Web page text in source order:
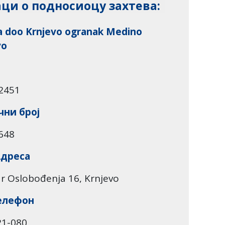
о подносиоцу захтева:
doo Krnjevo ogranak Medino
број
Oslobođenja 16, Krnjevo